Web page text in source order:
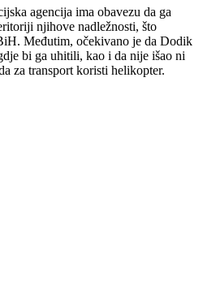
agencija ima obavezu da ga
njihove nadležnosti, što
Međutim, očekivano je da Dodik
bi ga uhitili, kao i da nije išao ni
za transport koristi helikopter.